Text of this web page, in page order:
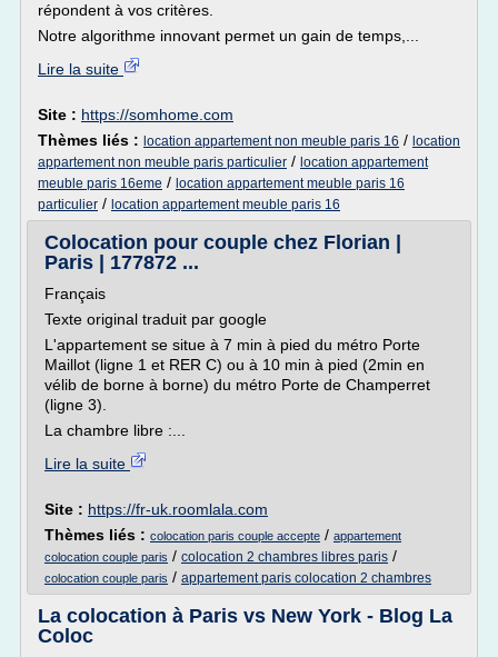
répondent à vos critères.
Notre algorithme innovant permet un gain de temps,...
Lire la suite
Site : https://somhome.com
Thèmes liés : location appartement non meuble paris 16 / location
appartement non meuble paris particulier / location appartement
meuble paris 16eme / location appartement meuble paris 16
particulier / location appartement meuble paris 16
Colocation pour couple chez Florian |
Paris | 177872 ...
Français
Texte original traduit par google
L'appartement se situe à 7 min à pied du métro Porte
Maillot (ligne 1 et RER C) ou à 10 min à pied (2min en
vélib de borne à borne) du métro Porte de Champerret
(ligne 3).
La chambre libre :...
Lire la suite
Site : https://fr-uk.roomlala.com
Thèmes liés : colocation paris couple accepte / appartement
colocation couple paris / colocation 2 chambres libres paris /
colocation couple paris / appartement paris colocation 2 chambres
La colocation à Paris vs New York - Blog La
Coloc